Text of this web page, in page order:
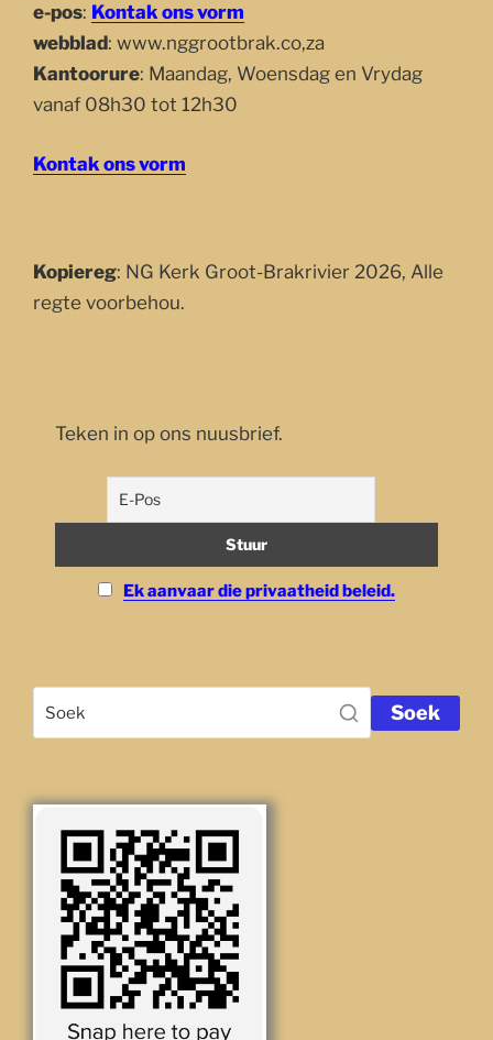
e-pos: Kontak ons vorm
webblad: www.nggrootbrak.co,za
Kantoorure: Maandag, Woensdag en Vrydag
vanaf 08h30 tot 12h30
Kontak ons vorm
Kopiereg: NG Kerk Groot-Brakrivier 2026, Alle
regte voorbehou.
Teken in op ons nuusbrief.
Ek aanvaar die privaatheid beleid.
Soek